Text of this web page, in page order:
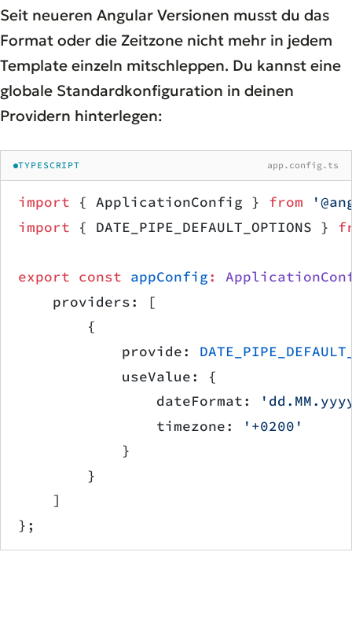
Seit neueren Angular Versionen musst du das
Format oder die Zeitzone nicht mehr in jedem
Template einzeln mitschleppen. Du kannst eine
globale Standardkonfiguration in deinen
Providern hinterlegen:
TYPESCRIPT app.config.ts
import { ApplicationConfig } from
import { DATE_PIPE_DEFAULT_OPTIONS }
export const appConfig:
    providers: [
        {
            provide:
            useValue: {
                dateFormat:
                timezone:
'+0200'
            }
        }
    ]
};